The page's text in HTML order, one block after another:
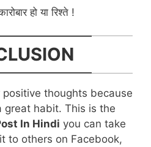
हो या रिश्ते !
thoughts because
great habit. This is the
In Hindi you can take
to others on Facebook,